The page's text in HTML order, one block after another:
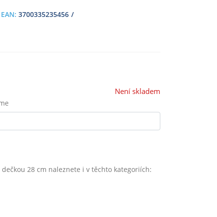
EAN: 3700335235456
Není skladem
28 cm naleznete i v těchto kategoriích: